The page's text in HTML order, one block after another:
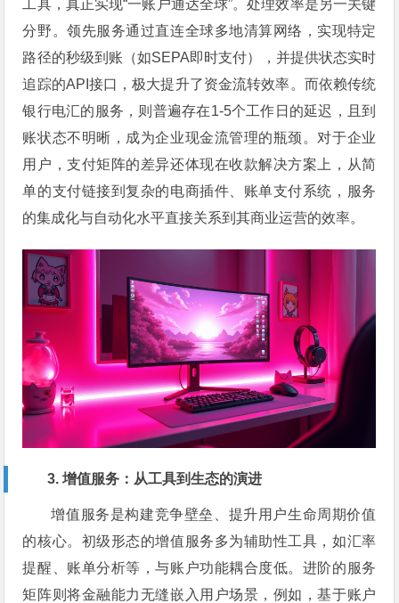
工具，真正实现“一账户通达全球”。处理效率是另一关键
分野。领先服务通过直连全球多地清算网络，实现特定
路径的秒级到账（如SEPA即时支付），并提供状态实时
追踪的API接口，极大提升了资金流转效率。而依赖传统
银行电汇的服务，则普遍存在1-5个工作日的延迟，且到
账状态不明晰，成为企业现金流管理的瓶颈。对于企业
用户，支付矩阵的差异还体现在收款解决方案上，从简
单的支付链接到复杂的电商插件、账单支付系统，服务
的集成化与自动化水平直接关系到其商业运营的效率。
3. 增值服务：从工具到生态的演进
增值服务是构建竞争壁垒、提升用户生命周期价值
的核心。初级形态的增值服务多为辅助性工具，如汇率
提醒、账单分析等，与账户功能耦合度低。进阶的服务
矩阵则将金融能力无缝嵌入用户场景，例如，基于账户